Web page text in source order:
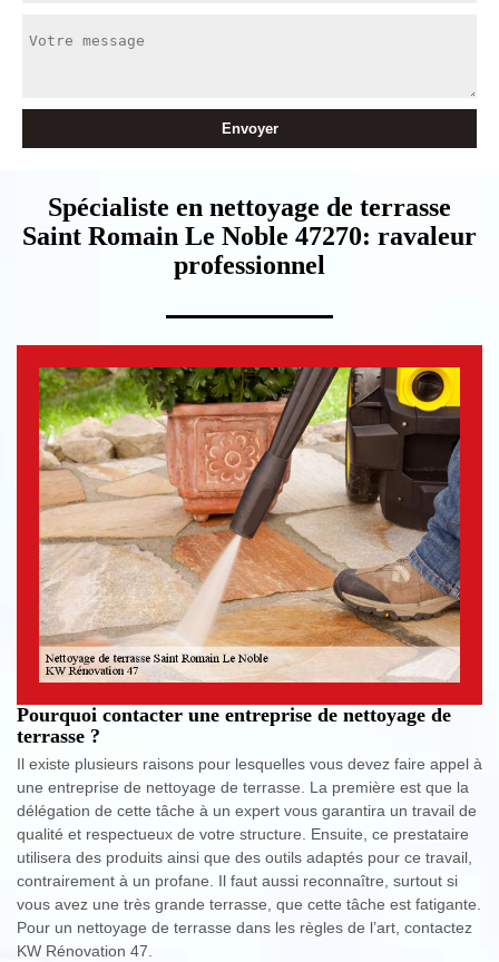
Spécialiste en nettoyage de terrasse
Saint Romain Le Noble 47270: ravaleur
professionnel
Pourquoi contacter une entreprise de nettoyage de
terrasse ?
Il existe plusieurs raisons pour lesquelles vous devez faire appel à
une entreprise de nettoyage de terrasse. La première est que la
délégation de cette tâche à un expert vous garantira un travail de
qualité et respectueux de votre structure. Ensuite, ce prestataire
utilisera des produits ainsi que des outils adaptés pour ce travail,
contrairement à un profane. Il faut aussi reconnaître, surtout si
vous avez une très grande terrasse, que cette tâche est fatigante.
Pour un nettoyage de terrasse dans les règles de l’art, contactez
KW Rénovation 47.